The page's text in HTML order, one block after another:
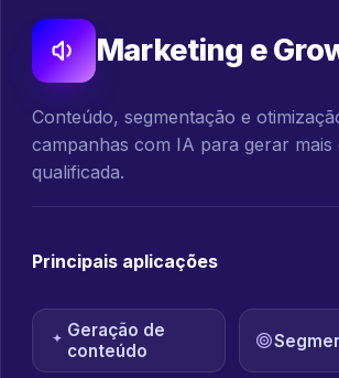
Marketing e
Conteúdo, segmentação e
campanhas com IA para gerar mais
qualificada.
Principais aplicações
Geração de
conteúdo